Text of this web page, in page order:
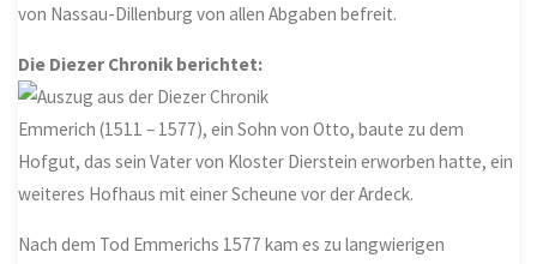
von Nassau-Dillenburg von allen Abgaben befreit.
Die Diezer Chronik berichtet:
Emmerich (1511 – 1577), ein Sohn von Otto, baute zu dem
Hofgut, das sein Vater von Kloster Dierstein erworben hatte, ein
weiteres Hofhaus mit einer Scheune vor der Ardeck.
Nach dem Tod Emmerichs 1577 kam es zu langwierigen